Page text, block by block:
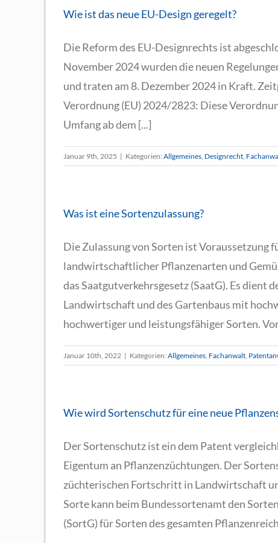
Wie ist das neue EU-Design geregelt?
Die Reform des EU-Designrechts ist
November 2024 wurden die neuen
und traten am 8. Dezember 2024 in Kraft.
Verordnung (EU) 2024/2823: Diese
Umfang ab dem [...]
Januar 9th, 2025 | Kategorien: Allgemeines, Designrecht,
Was ist eine Sortenzulassung?
Die Zulassung von Sorten ist Voraussetzung
landwirtschaftlicher Pflanzenarten und
das Saatgutverkehrsgesetz (SaatG). Es dient
Landwirtschaft und des Gartenbaus mit
hochwertiger und leistungsfähiger Sorten.
Januar 10th, 2022 | Kategorien: Allgemeines, Fachanwalt,
Wie wird Sortenschutz für eine neue
Der Sortenschutz ist ein dem Patent
Eigentum an Pflanzenzüchtungen. Der
züchterischen Fortschritt in Landwirtschaft
Sorte kann beim Bundessortenamt den
(SortG) für Sorten des gesamten